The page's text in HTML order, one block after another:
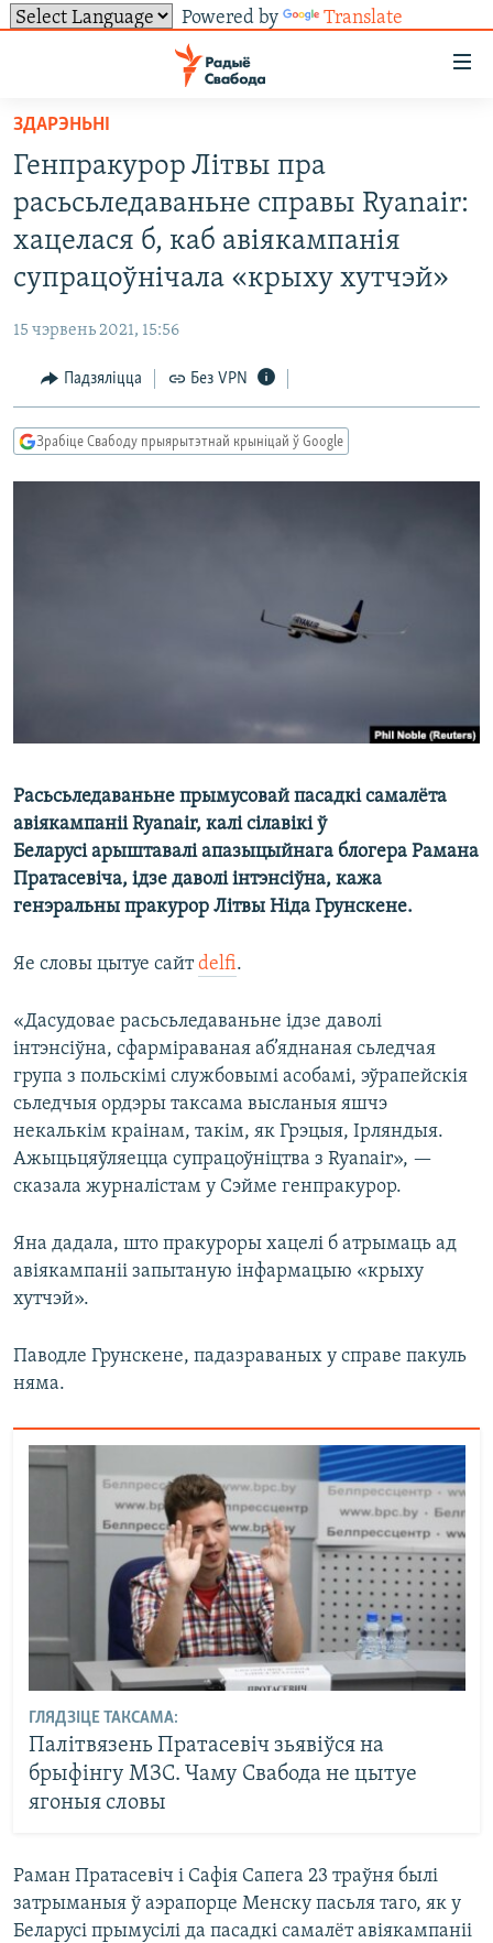
Powered by Translate
ўнівэрсальнага
доступу
Перайсьці
да
галоўнага
зьместу
да
галоўнай
навігацыі
Перайсьці
да
пошуку
УСЕ НАВІНЫ
ЭКАНОМІКА
ВАЙНА
БЕЛАРУСЫ НА ВАЙНЕ
ТОЛЬКІ НА СВАБОДЗЕ
ПАДКАСТЫ
КНІГІ
АЎДЫЁКНІГІ
СУВЯЗЬ
АБЫСЬЦІ БЛЯКАВАНЬНЕ
ПАДПІСАЦЦА
ПАДКАСТЫ
FACEBOOK
TWITTER
САЧЫЦЕ ЗА АБНАЎЛЕНЬНЯМІ
ЗДАРЭНЬНІ
Генпракурор Літвы пра
расьсьледаваньне справы Ryanair:
хацелася б, каб авіякампанія
супрацоўнічала «крыху хутчэй»
15 чэрвень 2021, 15:56
Падзяліцца Без VPN
Зрабіце Свабоду прыярытэтнай крыніцай ў Google
Расьсьледаваньне прымусовай пасадкі самалёта
авіякампаніі Ryanair, калі сілавікі ў
Беларусі арыштавалі апазыцыйнага блогера Рамана
Пратасевіча, ідзе даволі інтэнсіўна, кажа
генэральны пракурор Літвы Ніда Грунскене.
Яе словы цытуе сайтdelfi.
«Дасудовае расьсьледаваньне ідзе даволі
інтэнсіўна, сфарміраваная аб’яднаная сьледчая
група з польскімі службовымі асобамі, эўрапейскія
сьледчыя ордэры таксама высланыя яшчэ
некалькім краінам, такім, як Грэцыя, Ірляндыя.
Ажыцьцяўляецца супрацоўніцтва з Ryanair», —
сказала журналістам у Сэйме генпракурор.
Яна дадала, што пракуроры хацелі б атрымаць ад
авіякампаніі запытаную інфармацыю «крыху
хутчэй».
Паводле Грунскене, падазраваных у справе пакуль
няма.
ГЛЯДЗІЦЕ ТАКСАМА:
Палітвязень Пратасевіч зьявіўся на
брыфінгу МЗС. Чаму Свабода не цытуе
ягоныя словы
Раман Пратасевіч і Сафія Сапега 23 траўня былі
затрыманыя ў аэрапорце Менску пасьля таго, як у
Беларусі прымусілі да пасадкі самалёт авіякампаніі